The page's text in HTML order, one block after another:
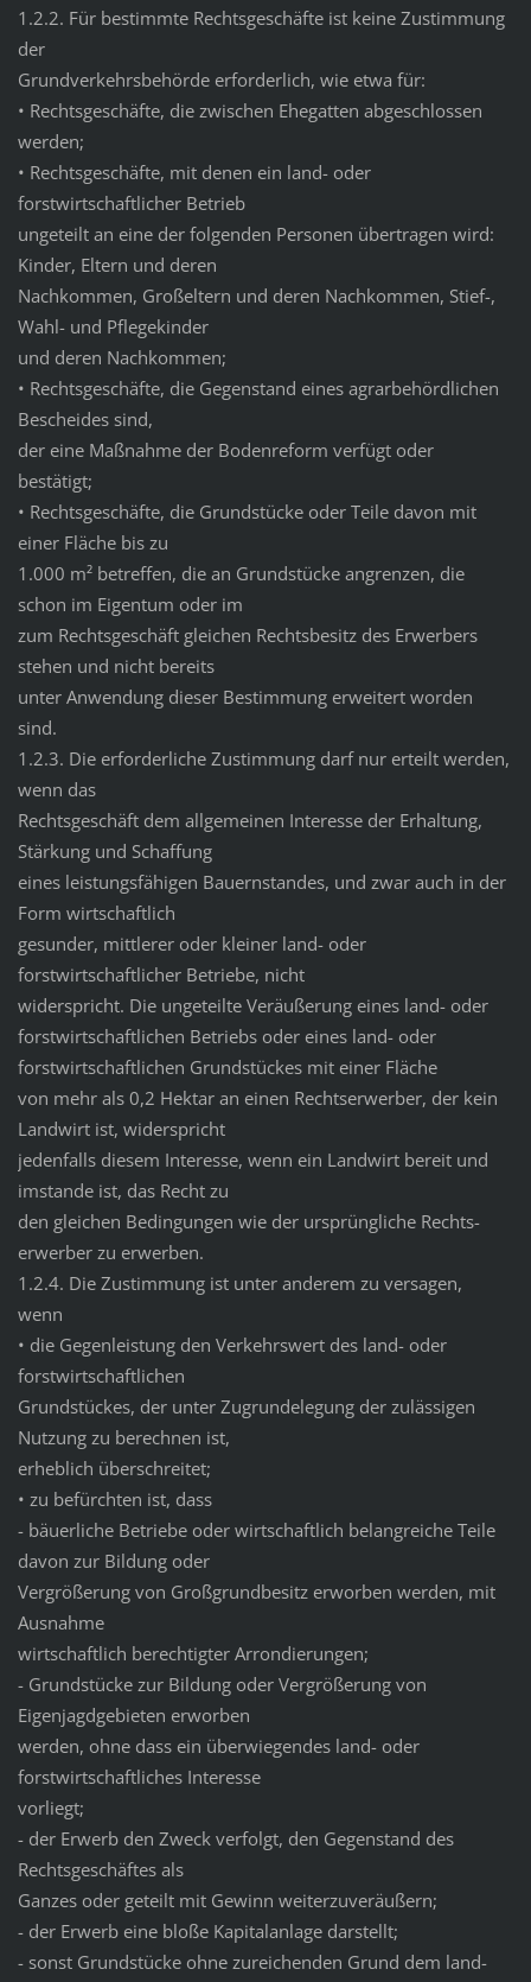
1.2.2. Für bestimmte Rechtsgeschäfte ist keine Zustimmung
der
Grundverkehrsbehörde erforderlich, wie etwa für:
• Rechtsgeschäfte, die zwischen Ehegatten abgeschlossen
werden;
• Rechtsgeschäfte, mit denen ein land- oder
forstwirtschaftlicher Betrieb
ungeteilt an eine der folgenden Personen übertragen wird:
Kinder, Eltern und deren
Nachkommen, Großeltern und deren Nachkommen, Stief-,
Wahl- und Pflegekinder
und deren Nachkommen;
• Rechtsgeschäfte, die Gegenstand eines agrarbehördlichen
Bescheides sind,
der eine Maßnahme der Bodenreform verfügt oder
bestätigt;
• Rechtsgeschäfte, die Grundstücke oder Teile davon mit
einer Fläche bis zu
1.000 m² betreffen, die an Grundstücke angrenzen, die
schon im Eigentum oder im
zum Rechtsgeschäft gleichen Rechtsbesitz des Erwerbers
stehen und nicht bereits
unter Anwendung dieser Bestimmung erweitert worden
sind.
1.2.3. Die erforderliche Zustimmung darf nur erteilt werden,
wenn das
Rechtsgeschäft dem allgemeinen Interesse der Erhaltung,
Stärkung und Schaffung
eines leistungsfähigen Bauernstandes, und zwar auch in der
Form wirtschaftlich
gesunder, mittlerer oder kleiner land- oder
forstwirtschaftlicher Betriebe, nicht
widerspricht. Die ungeteilte Veräußerung eines land- oder
forstwirtschaftlichen Betriebs oder eines land- oder
forstwirtschaftlichen Grundstückes mit einer Fläche
von mehr als 0,2 Hektar an einen Rechtserwerber, der kein
Landwirt ist, widerspricht
jedenfalls diesem Interesse, wenn ein Landwirt bereit und
imstande ist, das Recht zu
den gleichen Bedingungen wie der ursprüngliche Rechts-
erwerber zu erwerben.
1.2.4. Die Zustimmung ist unter anderem zu versagen,
wenn
• die Gegenleistung den Verkehrswert des land- oder
forstwirtschaftlichen
Grundstückes, der unter Zugrundelegung der zulässigen
Nutzung zu berechnen ist,
erheblich überschreitet;
• zu befürchten ist, dass
- bäuerliche Betriebe oder wirtschaftlich belangreiche Teile
davon zur Bildung oder
Vergrößerung von Großgrundbesitz erworben werden, mit
Ausnahme
wirtschaftlich berechtigter Arrondierungen;
- Grundstücke zur Bildung oder Vergrößerung von
Eigenjagdgebieten erworben
werden, ohne dass ein überwiegendes land- oder
forstwirtschaftliches Interesse
vorliegt;
- der Erwerb den Zweck verfolgt, den Gegenstand des
Rechtsgeschäftes als
Ganzes oder geteilt mit Gewinn weiterzuveräußern;
- der Erwerb eine bloße Kapitalanlage darstellt;
- sonst Grundstücke ohne zureichenden Grund dem land-